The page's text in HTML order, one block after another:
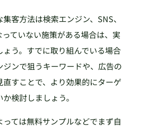
客方法は検索エンジン、SNS、
ていない施策がある場合は、実
う。すでに取り組んでいる場合
ジンで狙うキーワードや、広告の
直すことで、より効果的にターゲ
検討しましょう。
っては無料サンプルなどでまず自